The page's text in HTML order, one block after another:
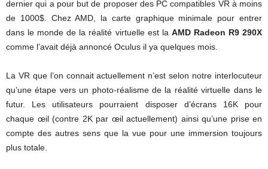
dernier qui a pour but de proposer des PC compatibles VR à moins
de 1000$. Chez AMD, la carte graphique minimale pour entrer
dans le monde de la réalité virtuelle est la AMD Radeon R9 290X
comme l’avait déjà annoncé Oculus il ya quelques mois.
La VR que l’on connait actuellement n’est selon notre interlocuteur
qu’une étape vers un photo-réalisme de la réalité virtuelle dans le
futur. Les utilisateurs pourraient disposer d’écrans 16K pour
chaque œil (contre 2K par œil actuellement) ainsi qu’une prise en
compte des autres sens que la vue pour une immersion toujours
plus totale.